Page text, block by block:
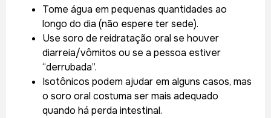
Tome água em pequenas quantidades ao
longo do dia (não espere ter sede).
Use soro de reidratação oral se houver
diarreia/vômitos ou se a pessoa estiver
“derrubada”.
Isotônicos podem ajudar em alguns casos, mas
o soro oral costuma ser mais adequado
quando há perda intestinal.